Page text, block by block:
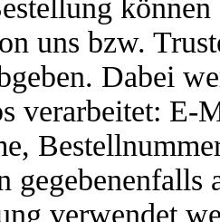
uns bzw.
Dabei
verarbeitet: E-
verwendet